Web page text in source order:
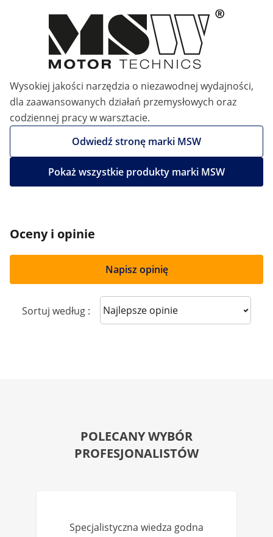
Wysokiej jakości narzędzia o niezawodnej wydajności,
dla zaawansowanych działań przemysłowych oraz
codziennej pracy w warsztacie.
Odwiedź stronę marki MSW
Pokaż wszystkie produkty marki MSW
Oceny i opinie
Napisz opinię
Sortuj według : Sort reviews
POLECANY WYBÓR
PROFESJONALISTÓW
Specjalistyczna wiedza godna